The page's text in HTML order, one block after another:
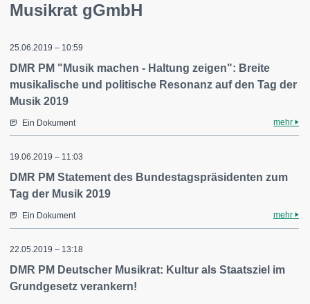
Musikrat gGmbH
25.06.2019 – 10:59
DMR PM "Musik machen - Haltung zeigen": Breite
musikalische und politische Resonanz auf den Tag der
Musik 2019
Ein Dokument mehr
19.06.2019 – 11:03
DMR PM Statement des Bundestagspräsidenten zum
Tag der Musik 2019
Ein Dokument mehr
22.05.2019 – 13:18
DMR PM Deutscher Musikrat: Kultur als Staatsziel im
Grundgesetz verankern!